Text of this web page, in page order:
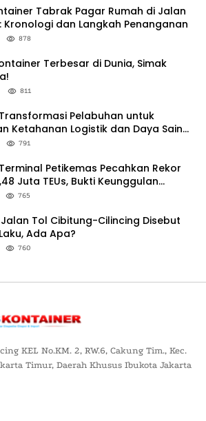
Tabrak Pagar Rumah di Jalan
Kronologi dan Langkah Penanganan
878
Terbesar di Dunia, Simak
811
Pelabuhan untuk
Ketahanan Logistik dan Daya Saing
791
Petikemas Pecahkan Rekor
Juta TEUs, Bukti Keunggulan
765
Tol Cibitung-Cilincing Disebut
Ada Apa?
760
KEL No.KM. 2, RW.6, Cakung Tim., Kec.
Timur, Daerah Khusus Ibukota Jakarta